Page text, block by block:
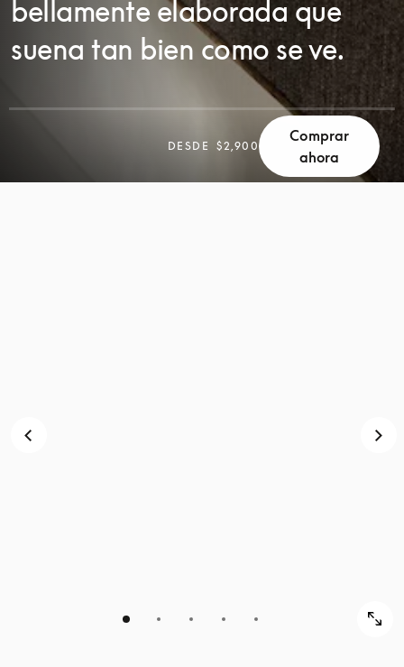
bellamente elaborada que
suena tan bien como se ve.
DESDE $2,900
Comprar
ahora